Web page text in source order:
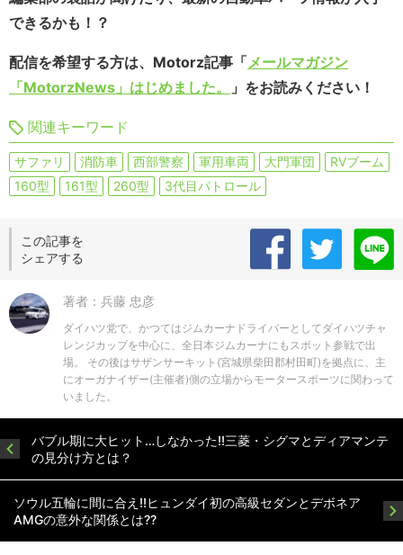
できるかも！？
配信を希望する方は、Motorz記事「メールマガジン
「MotorzNews」はじめました。
」をお読みください！
関連キーワード
サファリ 消防車 西部警察 軍用車両 大門軍団
RVブーム
160型
161型 260型 3代目パトロール
この記事を
シェアする
著者：兵藤 忠彦
ダイハツ党で、かつてはジムカーナドライバーとしてダイハツチャ
レンジカップを中心に、全日本ジムカーナにもスポット参戦で出
場。 その後はサザンサーキット(宮城県柴田郡村田町)を拠点に、主
にオーガナイザー(主催者)側の立場からモータースポーツに関わって
いました。
バブル期に大ヒット…しなかった!!三菱・シグマとディアマンテ
の見分け方とは？
ソウル五輪に間に合え!!ヒュンダイ初の高級セダンとデボネア
AMGの意外な関係とは??